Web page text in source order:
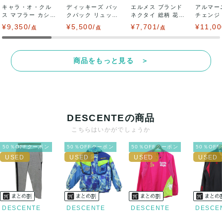
ない場合もございます。
万が一、購入後に偽造品等が発覚しましたら、返品・返金に
決済方法
送料：¥1,650 (見込み)
送料表を確認する
出荷目安：5営業日以内
出荷予定日：なるべく最短で発送致します。
兵庫県から出荷
キャラ・オ・クル
ス マフラー カシミ
¥9,350/ 点
ディッキーズ バッ
クパック リュック
¥5,500/ 点
エルメス ブランド
ネクタイ 総柄 花柄
¥7,701/ 点
アルマー
チェンジ
商品をもっと見る ＞
DESCENTEの商品
こちらはいかがでしょうか
50％OFFクーポン
DESCENTE
50％OFFクーポン
DESCENTE
50％OFFクーポン
DESCENTE
50％OFF